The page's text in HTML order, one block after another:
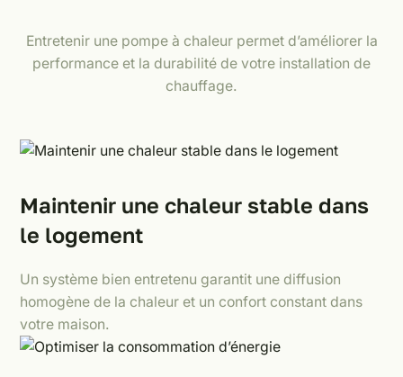
Entretenir une pompe à chaleur permet d’améliorer la
performance et la durabilité de votre installation de
chauffage.
Maintenir une chaleur stable dans
le logement
Un système bien entretenu garantit une diffusion
homogène de la chaleur et un confort constant dans
votre maison.